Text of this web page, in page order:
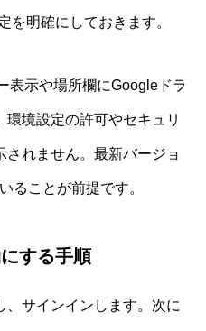
を明確にしておきます。
表示や場所欄にGoogleドラ
境設定の許可やセキュリ
れません。最新バージョ
ることが前提です。
する手順
、サインインします。次に